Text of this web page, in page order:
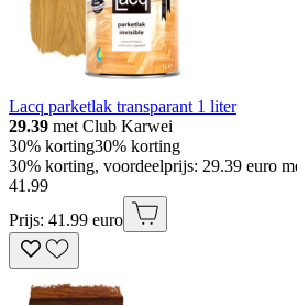
Lacq parketlak transparant 1 liter
29.39 met Club Karwei
30% korting30% korting
30% korting, voordeelprijs: 29.39 euro
41 .99
Prijs: 41.99 euro